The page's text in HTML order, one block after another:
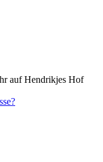
auf Hendrikjes Hof